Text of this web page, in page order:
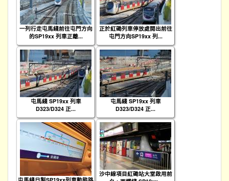
一列行走屯馬綫前往屯門方向
的SP19xx 列車正離...
正於紅磡列車停放處開出前往
屯門方向SP19xx 列...
屯馬綫 SP19xx 列車
D323/D324 正...
屯馬綫 SP19xx 列車
D323/D324 正...
沙中線項目紅磡站大堂啟用前